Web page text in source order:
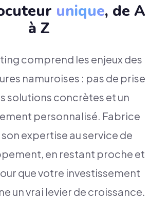
unique, de A
à Z
comprend les enjeux des
namuroises : pas de prise
solutions concrètes et un
personnalisé. Fabrice
expertise au service de
en restant proche et
que votre investissement
un vrai levier de croissance.